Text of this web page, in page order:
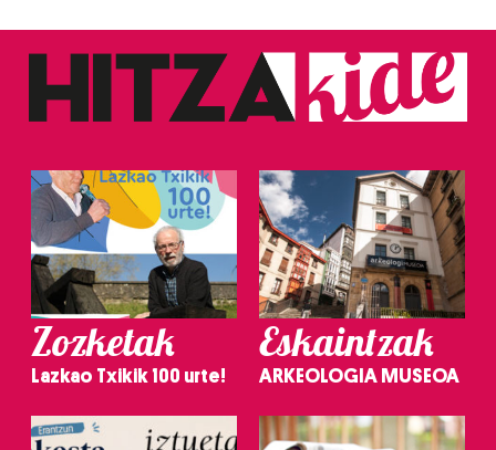
Zozketak
Lazkao Txikik 100 urte!
Eskaintzak
ARKEOLOGIA MUSEOA